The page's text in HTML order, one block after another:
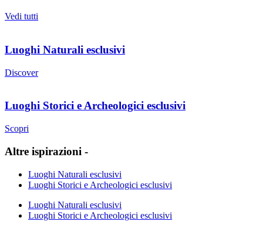
Vedi tutti
Luoghi Naturali esclusivi
Discover
Luoghi Storici e Archeologici esclusivi
Scopri
Altre ispirazioni -
Luoghi Naturali esclusivi
Luoghi Storici e Archeologici esclusivi
Luoghi Naturali esclusivi
Luoghi Storici e Archeologici esclusivi